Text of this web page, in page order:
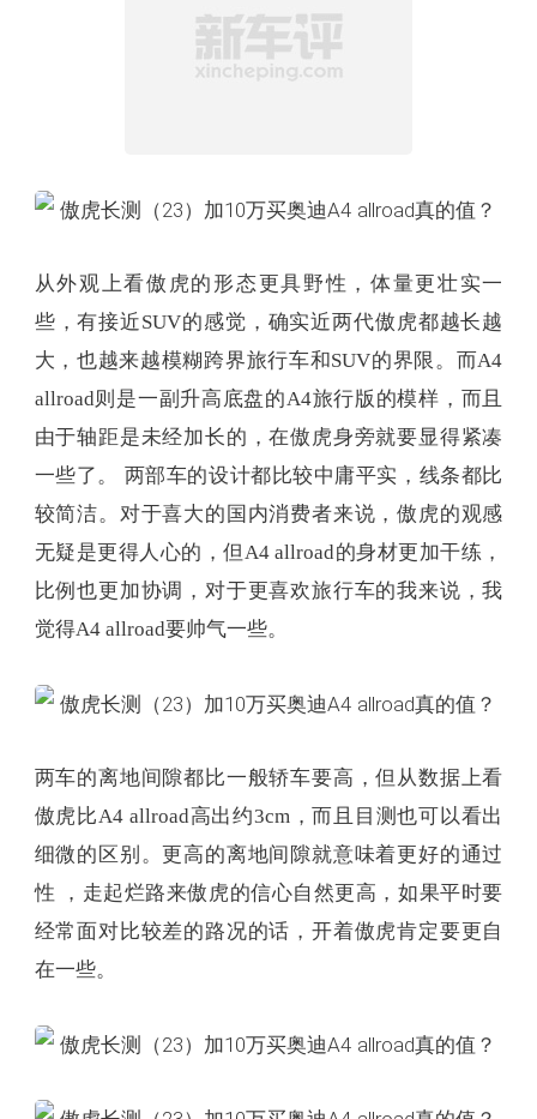
allroad则是一副升高底盘的A4旅行版的模样，而且
一些了。 两部车的设计都比较中庸平实，线条都比
较简洁。对于喜大的国内消费者来说，傲虎的观感
无疑是更得人心的，但A4 allroad的身材更加干练，
比例也更加协调，对于更喜欢旅行车的我来说，我
觉得A4 allroad要帅气一些。
两车的离地间隙都比一般轿车要高，但从数据上看
傲虎比A4 allroad高出约3cm，而且目测也可以看出
性 ，走起烂路来傲虎的信心自然更高，如果平时要
在一些。
居然给A4 allroad配了一套倍耐力的P ZERO的高性能